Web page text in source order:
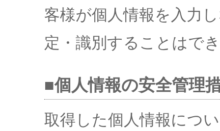
客様が個人情報を入力
定・識別することはで
■個人情報の安全管理
取得した個人情報につ